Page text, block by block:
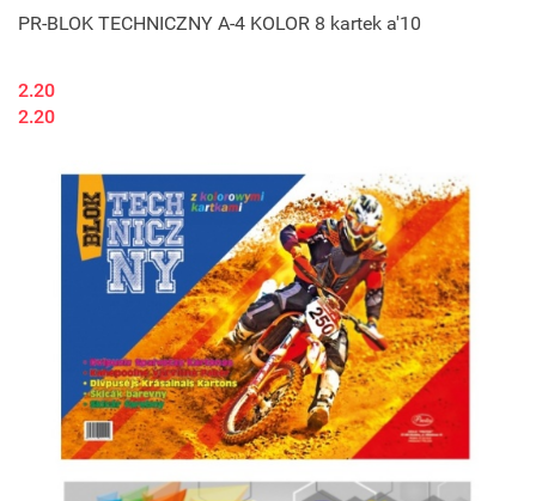
PR-BLOK TECHNICZNY A-4 KOLOR 8 kartek a'10
2.20
2.20